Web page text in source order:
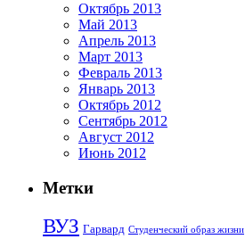
Октябрь 2013
Май 2013
Апрель 2013
Март 2013
Февраль 2013
Январь 2013
Октябрь 2012
Сентябрь 2012
Август 2012
Июнь 2012
Метки
ВУЗ Гарвард Студенческий образ жизни